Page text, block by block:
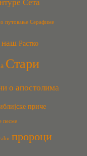
Сета
путовање Серафиме
наш Растко
Стари
о апостолима
приче
песме
пророци